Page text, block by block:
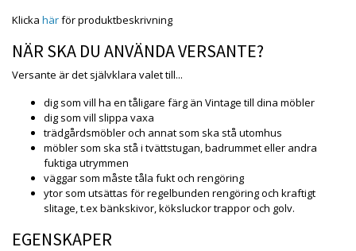
Klicka härför produktbeskrivning
NÄR SKA DU ANVÄNDA VERSANTE?
Versante är det självklara valet till...
dig som vill ha en tåligare färg än Vintage till dina möbler
dig som vill slippa vaxa
trädgårdsmöbler och annat som ska stå utomhus
möbler som ska stå i tvättstugan, badrummet eller andra
fuktiga utrymmen
väggar som måste tåla fukt och rengöring
ytor som utsättas för regelbunden rengöring och kraftigt
slitage, t.ex bänkskivor, köksluckor trappor och golv.
EGENSKAPER